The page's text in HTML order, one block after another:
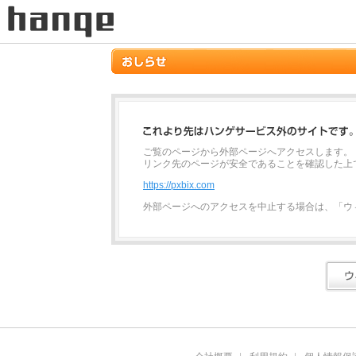
ご覧のページから外部ページへアクセスします。
リンク先のページが安全であることを確認した
https://pxbix.com
外部ページへのアクセスを中止する場合は、「